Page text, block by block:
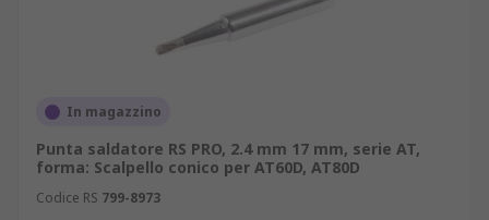
industriali, inverter o sistemi di
automazione dove è richiesto intervento
aerospazio e difesa: grazie alla tracciabilità
del lotto e alla conformità a norme IPC-J-
STD-001;
riparazione consumer: su smartphone,
In magazzino
Punta saldatore RS PRO, 2.4 mm 17 mm, serie AT,
forma: Scalpello conico per AT60D, AT80D
Codice RS 799-8973